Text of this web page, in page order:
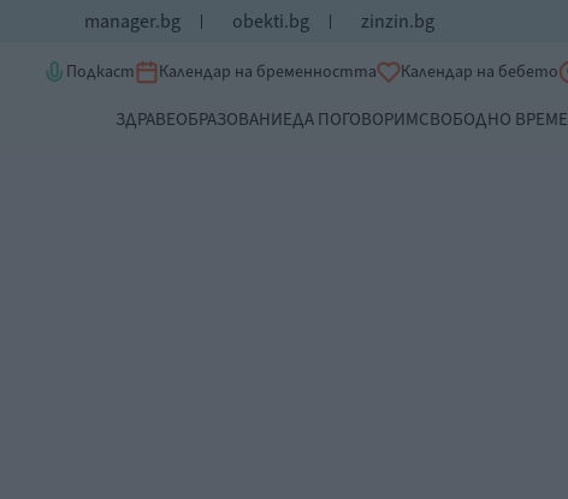
manager.bg obekti.bg zinzin.bg
Подкаст Календар на бременността Календар на бебето
ЗДРАВЕОБРАЗОВАНИЕДА ПОГОВОРИМСВОБОДНО ВРЕМЕ